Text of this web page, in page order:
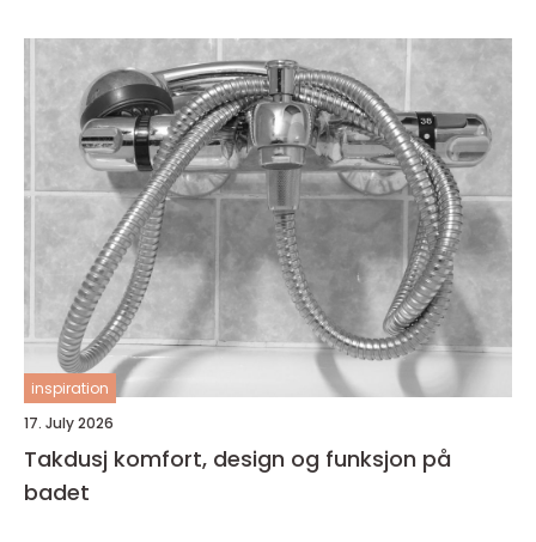
inspiration
17. July 2026
Takdusj komfort, design og funksjon på
badet